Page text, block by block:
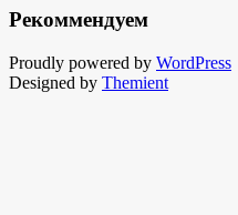
Рекоммендуем
Proudly powered by WordPress
Designed by Themient